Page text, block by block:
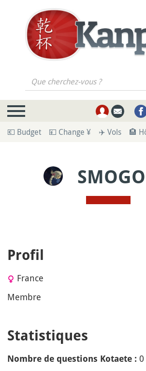
Que cherchez-vous ?
💶 Budget 💴 Change ¥ ✈️ Vols 🏨
Profil
France
Membre
Statistiques
Nombre de questions Kotaete : 0